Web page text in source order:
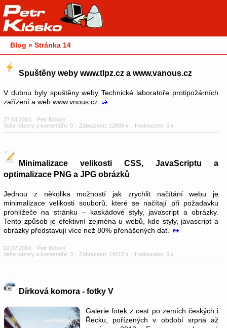
Blog » Stránka 14
Spuštěny weby www.tlpz.cz a www.vanous.cz
V dubnu byly spuštěny weby Technické laboratoře protipožárních
zařízení a web www.vnous.cz
27.04.2014; Petr Klósko
Vaše názory a komentáře: 0 ; Zobrazeno: 12869 x ; Hodnoceno: 0 x
Minimalizace velikosti CSS, JavaScriptu a
optimalizace PNG a JPG obrázků
Jednou z několika možností jak zrychlit načítání webu je
minimalizace velikosti souborů, které se načítají při požadavku
prohlížeče na stránku – kaskádové styly, javascript a obrázky.
Tento způsob je efektivní zejména u webů, kde styly, javascript a
obrázky představují více než 80% přenášených dat.
02.02.2014; Petr Klósko
Vaše názory a komentáře: 3 ; Zobrazeno: 14217 x ; Hodnoceno: 0 x
Dírková komora - fotky V
Galerie fotek z cest po zemích českých i
Řecku, pořízených v období srpna až